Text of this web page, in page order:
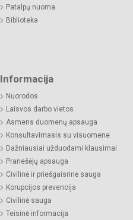
Patalpų nuoma
Biblioteka
Informacija
Nuorodos
Laisvos darbo vietos
Asmens duomenų apsauga
Konsultavimasis su visuomene
Dažniausiai užduodami klausimai
Pranešėjų apsauga
Civilinė ir priešgaisrinė sauga
Korupcijos prevencija
Civilinė sauga
Teisinė informacija